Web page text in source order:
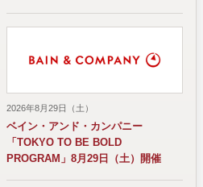
2026年8月29日（土）
ベイン・アンド・カンパニー
「TOKYO TO BE BOLD
PROGRAM」8月29日（土）開催